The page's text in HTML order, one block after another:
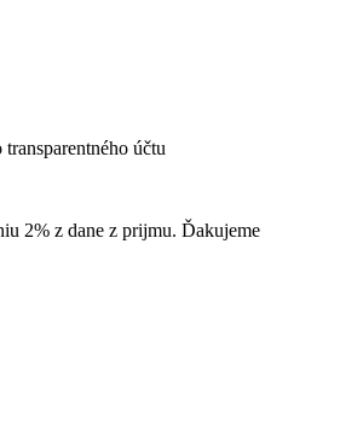
účtu
2% z dane z prijmu. Ďakujeme